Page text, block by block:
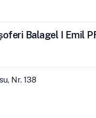
Balagel I Emil
Nr. 138